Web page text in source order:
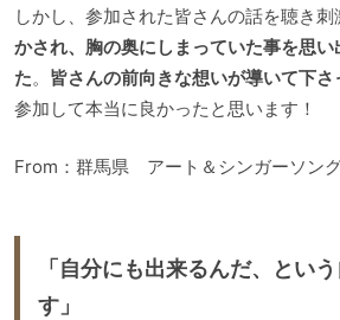
しかし、参加された皆さんの話を聴き
かされ、胸の奥にしまっていた事を思
た。 皆さんの前向きな想いが導いて下さ
参加して本当に良かったと思います！
From：群馬県 アート＆シンガーソン
「自分にも出来るんだ、とい
す」